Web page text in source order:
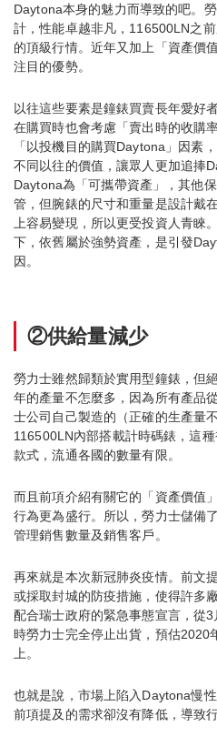
Daytona本身的魅力而導致的吧。
計，性能卓越非凡，116500LN之
的頂級行情。近年又加上「資產價
注目的優勢。
以往這些要素是鐘錶買賣長年愛好
在購買時也會考慮「賣出時的收購
「以投機目的購買Daytona」因素
不同以往的價值，讓眾人更加追捧
Daytona為「可攜帶資產」，其他
管，但腕錶的尺寸和重量是設計戴
上容易變現，所以更受投資人青睞
下，依舊屬於強勢資產，是引發
因。
②供給量減少
勞力士雖然歸類於實用型鐘錶，但
年的產量不怎麼多，因為所有產品
士公司自己製造的（正確的生產量
116500LN內部搭載計時碼錶，這
款式，流通各國的數量有限。
而且前項介紹有關它的「資產價值
行為更為盛行。所以，勞力士儲備
管理銷售數量及銷售客戶。
再來就是本次新冠肺炎疫情。前文
或採取封城的防疫措施，使得許多
配合瑞士政府的緊急事態宣言，從
時勞力士完全停止出貨，預估2020
上。
也就是說，市場上陷入Daytona慢
前項提及的需求卻沒有降低，導致